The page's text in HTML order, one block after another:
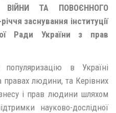
ТА ПОВОЄННОГО
заснування інституції
Ради України з прав
в Україні
правах людини, та Керівних
і прав людини шляхом
науково-дослідної